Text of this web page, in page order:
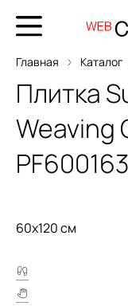
Главная Каталог
Плитка
Weaving
60x120 см